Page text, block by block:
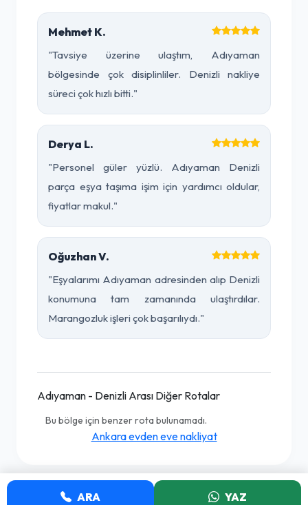
Mehmet K.
"Tavsiye üzerine ulaştım, Adıyaman
bölgesinde çok disiplinliler. Denizli nakliye
süreci çok hızlı bitti."
Derya L.
"Personel güler yüzlü. Adıyaman Denizli
parça eşya taşıma işim için yardımcı oldular,
fiyatlar makul."
Oğuzhan V.
"Eşyalarımı Adıyaman adresinden alıp Denizli
konumuna tam zamanında ulaştırdılar.
Marangozluk işleri çok başarılıydı."
Adıyaman - Denizli Arası Diğer Rotalar
Bu bölge için benzer rota bulunamadı.
Ankara evden eve nakliyat
ARA YAZ